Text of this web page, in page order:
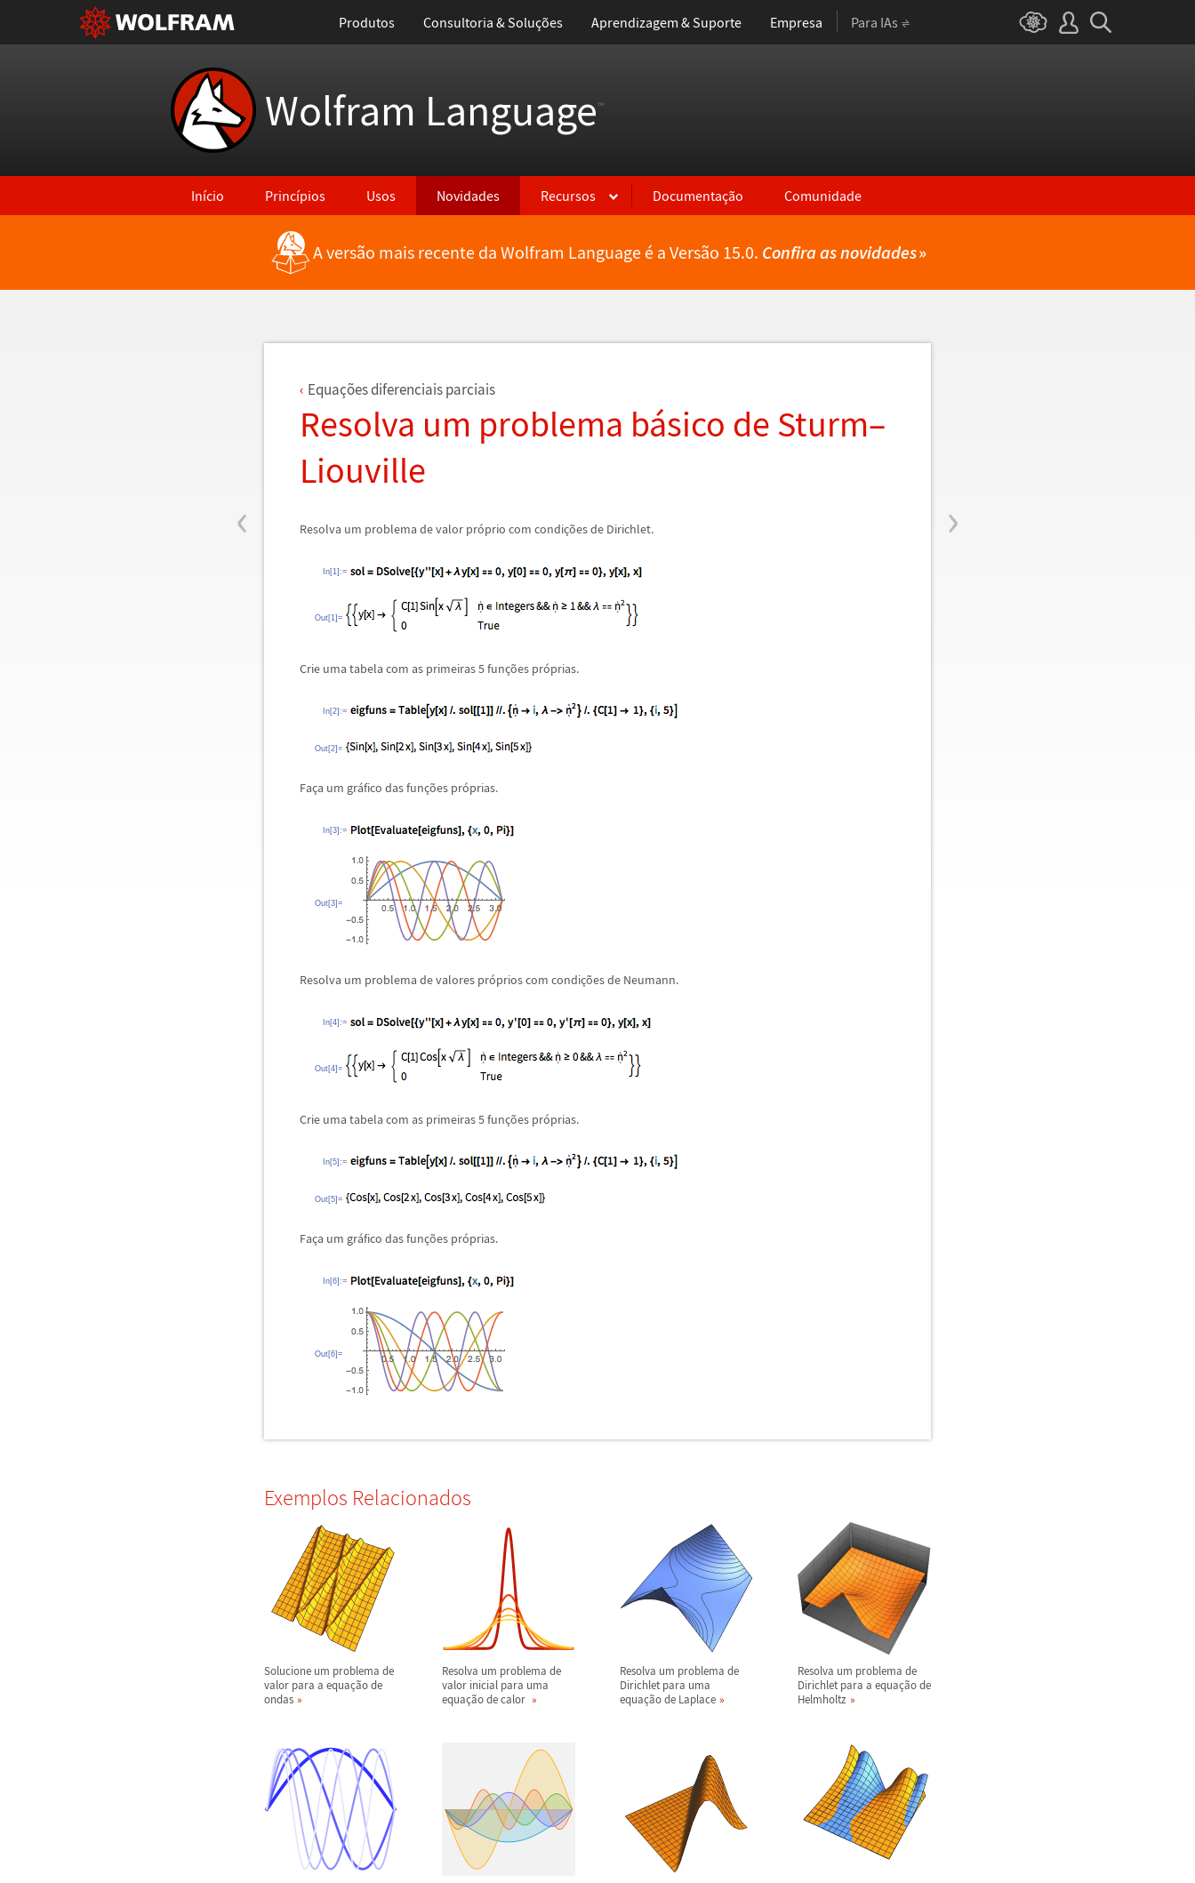
Produtos Consultoria & Soluções Aprendizagem & Suporte Empresa Para IAs
Wolfram Language™
Início Princípios Usos Novidades Recursos Documentação Comunidade
Voltar para Últimas NovidadesA versão mais recente da Wolfram Language é a Versão 15.0. Confira as novidades»
‹ ›
Equações diferenciais parciais
Resolva um problema básico de Sturm–
Liouville
Resolva um problema de valor próprio com condições de Dirichlet.
In[1]:=
Out[1]=
Crie uma tabela com as primeiras 5 funções próprias.
In[2]:=
Out[2]=
Faça um gráfico das funções próprias.
In[3]:=
Out[3]=
Resolva um problema de valores próprios com condições de Neumann.
In[4]:=
Out[4]=
Crie uma tabela com as primeiras 5 funções próprias.
In[5]:=
Out[5]=
Faça um gráfico das funções próprias.
In[6]:=
Out[6]=
Exemplos Relacionados
Solucione um problema de
valor para a equação de
ondas
Resolva um problema de
valor inicial para uma
equação de calor
Resolva um problema de
Dirichlet para uma
equação de Laplace
Resolva um problema de
Dirichlet para a equação de
Helmholtz